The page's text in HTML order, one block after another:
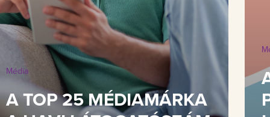
Média
A TOP 25 MÉDIAMÁRKA